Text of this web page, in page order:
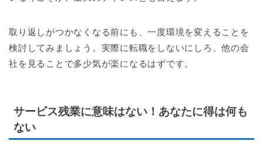
取り返しがつかなくなる前にも、一度環境を変えることを
検討してみましょう。実際に転職をしないにしろ、他の会
社を見ることで多少気が楽になるはずです。
サービス残業に意味はない！あなたに得は何も
ない